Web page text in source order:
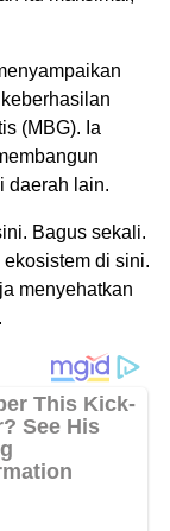
(MBG). Ia
daerah lain.
Bagus sekali.
di sini.
menyehatkan